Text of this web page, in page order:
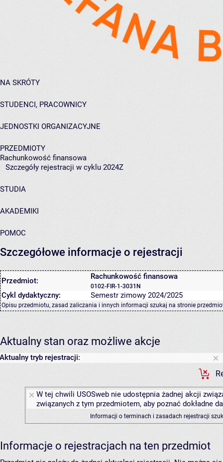
NA SKRÓTY
STUDENCI, PRACOWNICY
JEDNOSTKI ORGANIZACYJNE
PRZEDMIOTY
Rachunkowość finansowa
Szczegóły rejestracji w cyklu 2024Z
STUDIA
AKADEMIKI
POMOC
Szczegółowe informacje o rejestracji
Przedmiot: Rachunkowość finansowa
0102-FIR-1-3031N
Cykl dydaktyczny: Semestr zimowy 2024/2025
Opisu przedmiotu, zasad zaliczania i innych informacji szukaj na stronie
Aktualny stan oraz możliwe akcje
Aktualny tryb rejestracji:
W tej chwili USOSweb nie udostępnia żadnej akcji
związanych z tym przedmiotem, aby poznać dokładne
Informacji o terminach i zasadach rejestracji
Informacje o rejestracjach na ten przedmiot